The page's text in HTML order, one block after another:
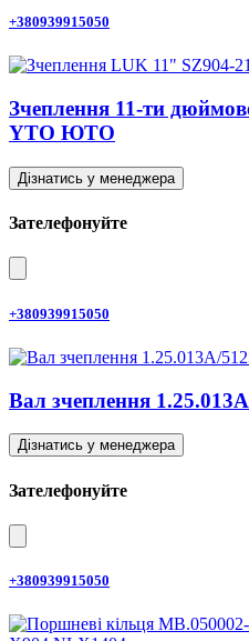
+380939915050
Зчеплення 11-ти
YTO ЮТО
Дізнатись у менеджера
Зателефонуйте
+380939915050
Вал зчеплення
Дізнатись у менеджера
Зателефонуйте
+380939915050